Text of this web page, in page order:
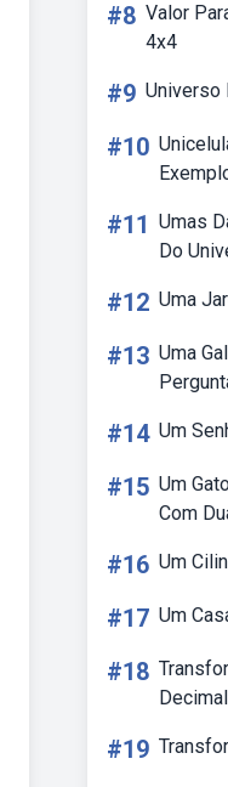
#8 Valor
4x4
#9 Universo
#10
#11 Umas
Do
#12 Uma
#13 Uma
#14 Um
#15 Um
Com
#16 Um
#17 Um
#18
Decimal
#19